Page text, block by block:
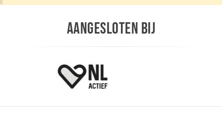
AANGESLOTEN BIJ